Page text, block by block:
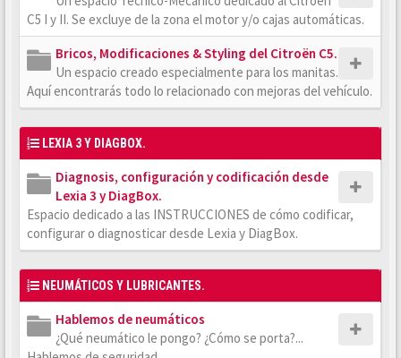
C5 I y II. Se excluye de la zona el motor y/o cajas automáticas.
Bricos, Modificaciones & Styling del Citroën C5.
Un espacio creado especialmente para los manitas.
Aquí encontrarás todo lo relacionado con mejoras del vehículo.
LEXIA 3 Y DIAGBOX.
Diagnosis, configuración y codificación desde
Lexia 3 y DiagBox.
Espacio dedicado a las INSTRUCCIONES de cómo codificar,
configurar o diagnosticar desde Lexia y DiagBox.
NEUMÁTICOS Y LUBRICANTES.
Hablemos de neumáticos
¿Qué neumático le pongo? ¿Cómo se porta?...